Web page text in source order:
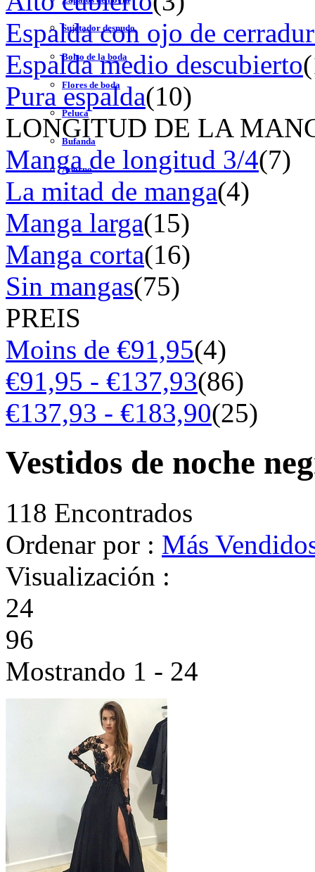
Sujetador desnudo
Bolso de la boda
Flores de boda
Peluca
Bufanda
Adorno
Espalda con ojo de
Espalda medio descubierto
Pura espalda(10)
LONGITUD DE LA
Manga de longitud 3/4(7)
La mitad de manga(4)
Manga larga(15)
Manga corta(16)
Sin mangas(75)
PREIS
Moins de €91,95(4)
€91,95 - €137,93(86)
€137,93 - €183,90(25)
Vestidos de noche
118 Encontrados
Ordenar por : Más
Visualización :
24
96
Mostrando 1 - 24